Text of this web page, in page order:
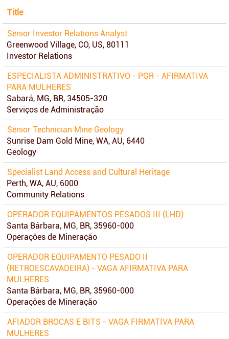
Title
Senior Investor Relations Analyst
Greenwood Village, CO, US, 80111
Investor Relations
ESPECIALISTA ADMINISTRATIVO - PGR - AFIRMATIVA
PARA MULHERES
Sabará, MG, BR, 34505-320
Serviços de Administração
Senior Technician Mine Geology
Sunrise Dam Gold Mine, WA, AU, 6440
Geology
Specialist Land Access and Cultural Heritage
Perth, WA, AU, 6000
Community Relations
OPERADOR EQUIPAMENTOS PESADOS III (LHD)
Santa Bárbara, MG, BR, 35960-000
Operações de Mineração
OPERADOR EQUIPAMENTO PESADO II
(RETROESCAVADEIRA) - VAGA AFIRMATIVA PARA
MULHERES
Santa Bárbara, MG, BR, 35960-000
Operações de Mineração
AFIADOR BROCAS E BITS - VAGA FIRMATIVA PARA
MULHERES